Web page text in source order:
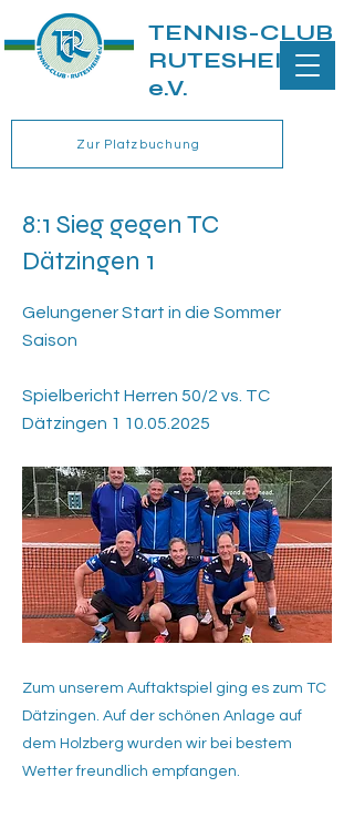
TENNIS-CLUB
RUTESHEIM
e.V.
Zur Platzbuchung
8:1 Sieg gegen TC
Dätzingen 1
Gelungener Start in die Sommer
Saison
Spielbericht Herren 50/2 vs. TC
Dätzingen 1 10.05.2025
Zum unserem Auftaktspiel ging es zum TC
Dätzingen. Auf der schönen Anlage auf
dem Holzberg wurden wir bei bestem
Wetter freundlich empfangen.